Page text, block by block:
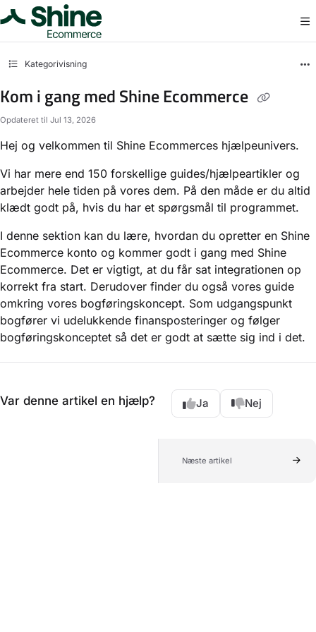
Documentation Index
Fetch the complete documentation index at: https://docs.storebuddy.io/llms.txt
Kategorivisning
Kom i gang med Shine Ecommerce
Opdateret til Jul 13, 2026
Hej og velkommen til Shine Ecommerces hjælpeunivers.
Vi har mere end 150 forskellige guides/hjælpeartikler og
arbejder hele tiden på vores dem. På den måde er du altid
klædt godt på, hvis du har et spørgsmål til programmet.
I denne sektion kan du lære, hvordan du opretter en Shine
Ecommerce konto og kommer godt i gang med Shine
Ecommerce. Det er vigtigt, at du får sat integrationen op
korrekt fra start. Derudover finder du også vores guide
omkring vores bogføringskoncept. Som udgangspunkt
bogfører vi udelukkende finansposteringer og følger
bogføringskonceptet så det er godt at sætte sig ind i det.
Var denne artikel en hjælp? Ja Nej
Næste artikel